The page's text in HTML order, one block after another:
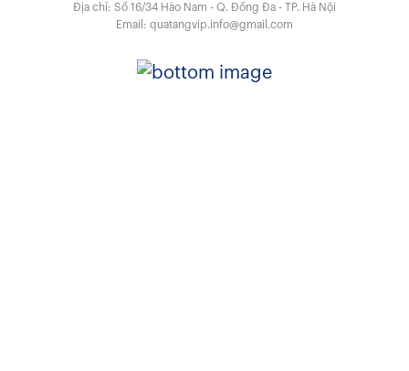
Địa chỉ: Số 16/34 Hào Nam - Q. Đống Đa - TP. Hà Nội
Email: quatangvip.info@gmail.com